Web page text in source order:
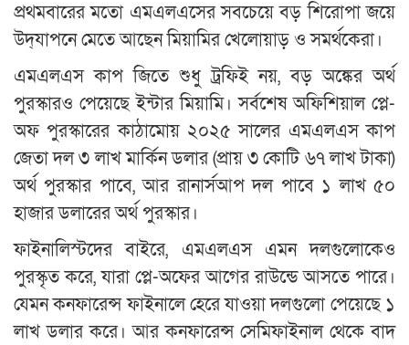
প্রথমবারের মতো এমএলএসের সবচেয়ে বড় শিরোপা জয়ে
উদ্‌যাপনে মেতে আছেন মিয়ামির খেলোয়াড় ও সমর্থকেরা।
এমএলএস কাপ জিতে শুধু ট্রফিই নয়, বড় অঙ্কের অর্থ
পুরস্কারও পেয়েছে ইন্টার মিয়ামি। সর্বশেষ অফিশিয়াল প্লে-
অফ পুরস্কারের কাঠামোয় ২০২৫ সালের এমএলএস কাপ
জেতা দল ৩ লাখ মার্কিন ডলার (প্রায় ৩ কোটি ৬৭ লাখ টাকা)
অর্থ পুরস্কার পাবে, আর রানার্সআপ দল পাবে ১ লাখ ৫০
হাজার ডলারের অর্থ পুরস্কার।
ফাইনালিস্টদের বাইরে, এমএলএস এমন দলগুলোকেও
পুরস্কৃত করে, যারা প্লে-অফের আগের রাউন্ডে আসতে পারে।
যেমন কনফারেন্স ফাইনালে হেরে যাওয়া দলগুলো পেয়েছে ১
লাখ ডলার করে। আর কনফারেন্স সেমিফাইনাল থেকে বাদ